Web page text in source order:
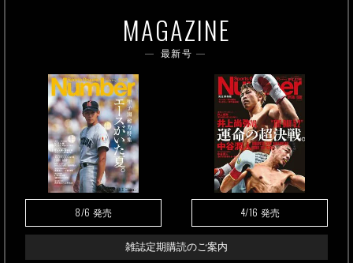
MAGAZINE
最新号
8/6 発売 4/16 発売
雑誌定期購読のご案内